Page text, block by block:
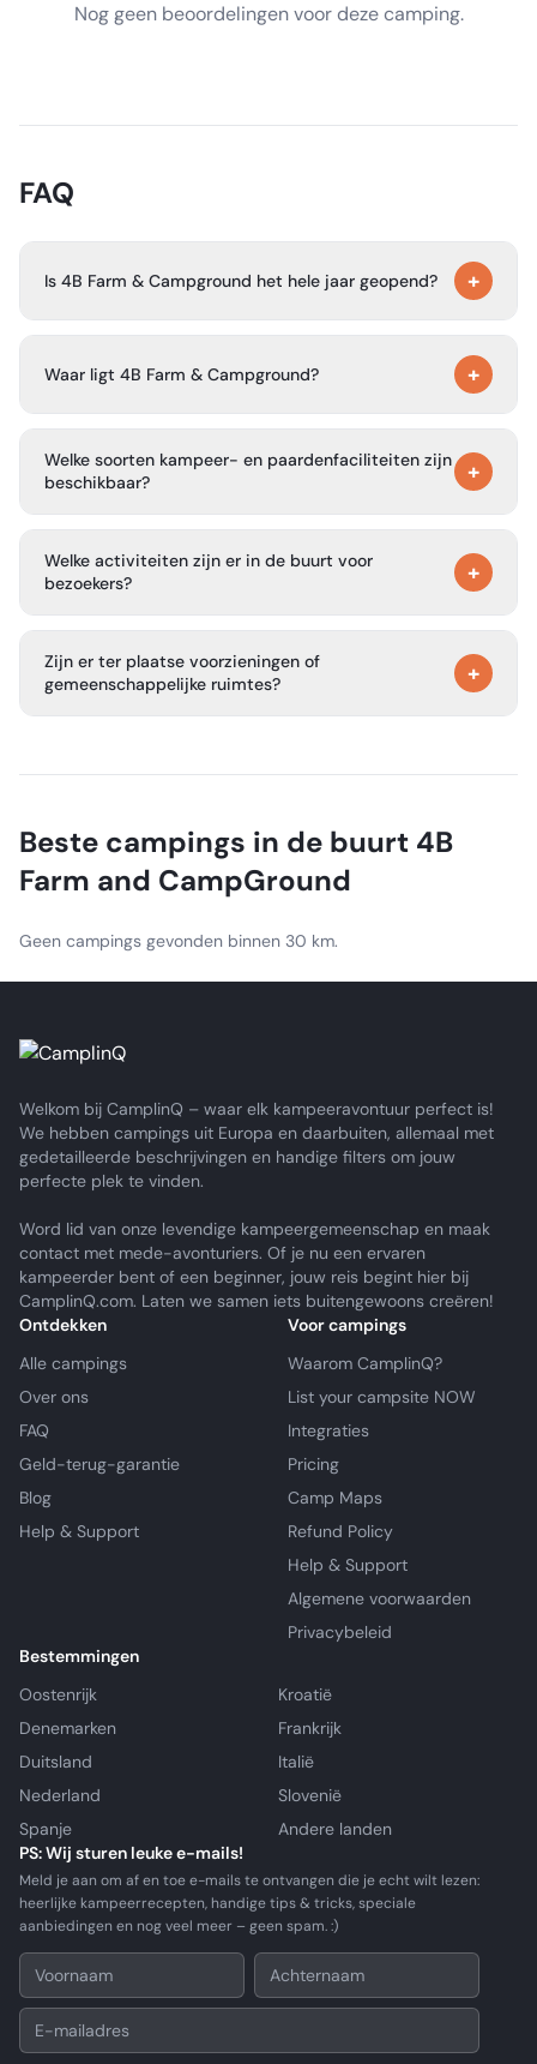
Nog geen beoordelingen voor deze camping.
FAQ
Is 4B Farm & Campground het hele jaar geopend? +
is.
Waar ligt 4B Farm & Campground? +
recreatiegebied Badin Lake.
Welke soorten kampeer- en paardenfaciliteiten zijn
beschikbaar?
+
ampère elektriciteit, primitieve kampeerplaatsen,
paardenstallen, paardenweides, twee round pens, een
paardenwasplaats, paardenstalling en verhuur van
Welke activiteiten zijn er in de buurt voor
bezoekers?
+
de nabijgelegen recreatiegebieden Uwharrie en Badin
Lake bieden ook wandelen, fietsen, 4x4-rijden, varen,
kajakken, kanoën en andere watersporten.
Zijn er ter plaatse voorzieningen of
gemeenschappelijke ruimtes?
+
paardenbenodigdheden, koude dranken, handgeschept
Beste campings in de buurt 4B
Farm and CampGround
Geen campings gevonden binnen 30 km.
Welkom bij CamplinQ – waar elk kampeeravontuur perfect is!
We hebben campings uit Europa en daarbuiten, allemaal met
gedetailleerde beschrijvingen en handige filters om jouw
perfecte plek te vinden.
Word lid van onze levendige kampeergemeenschap en maak
contact met mede-avonturiers. Of je nu een ervaren
kampeerder bent of een beginner, jouw reis begint hier bij
CamplinQ.com. Laten we samen iets buitengewoons creëren!
Ontdekken
Alle campings
Over ons
FAQ
Geld-terug-garantie
Blog
Help & Support
Voor campings
Waarom CamplinQ?
List your campsite NOW
Integraties
Pricing
Camp Maps
Refund Policy
Help & Support
Algemene voorwaarden
Privacybeleid
Bestemmingen
Oostenrijk
Kroatië
Denemarken
Frankrijk
Duitsland
Italië
Nederland
Slovenië
Spanje
Andere landen
PS: Wij sturen leuke e-mails!
Meld je aan om af en toe e-mails te ontvangen die je echt wilt lezen:
heerlijke kampeerrecepten, handige tips & tricks, speciale
aanbiedingen en nog veel meer – geen spam. :)